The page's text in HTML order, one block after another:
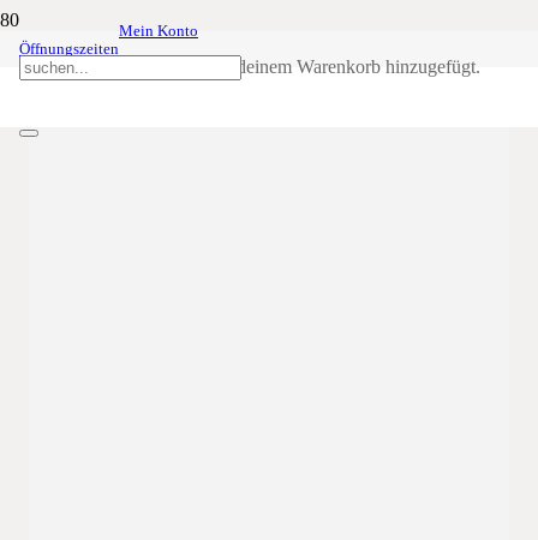
Öffnungszeiten
Mein Konto
wurde deinem Warenkorb hinzugefügt.
02Feb20:0023:59Tiroler Ball der
Schützenkompanie Ehrenburg in Kiens